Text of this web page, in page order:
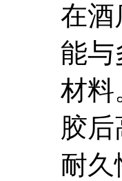
在酒
能与
材料
胶
耐